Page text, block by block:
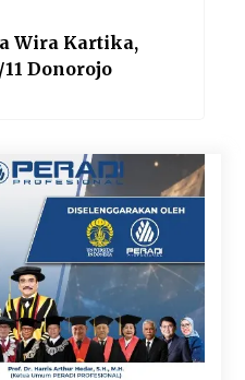
Wira Kartika,
Donorojo